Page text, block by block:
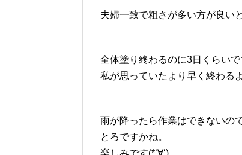
夫婦一致で粗さが多い方が良い
全体塗り終わるのに3日くらいで
私が思っていたより早く終わる
雨が降ったら作業はできないの
とろですかね。